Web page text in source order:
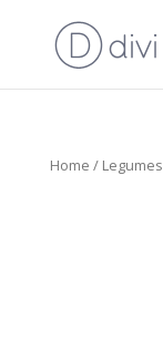
Home / Legumes